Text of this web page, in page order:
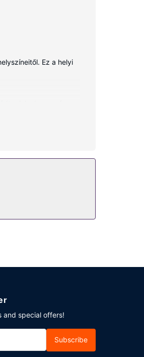
Ez a helyi
van
igénybe a helyszíni
Inkább a
and special offers!
Subscribe